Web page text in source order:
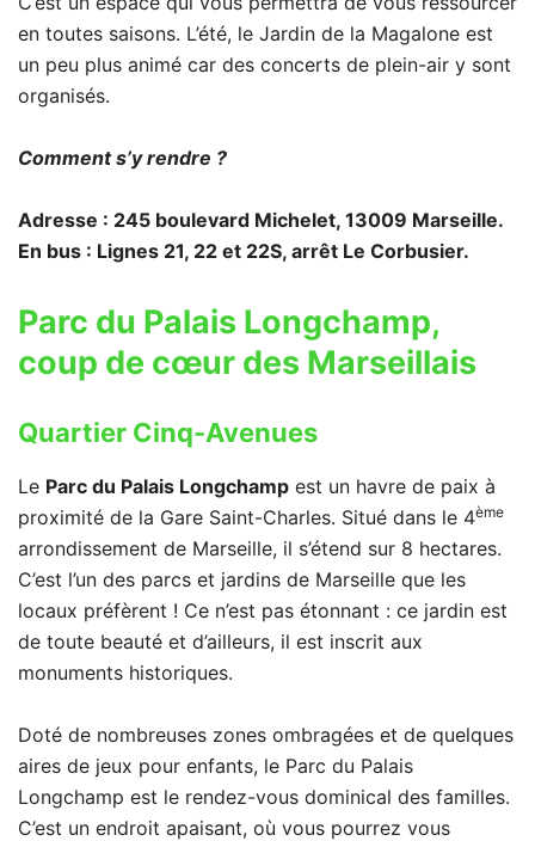
en toutes saisons. L’été, le Jardin de la Magalone est
un peu plus animé car des concerts de plein-air y sont
organisés.
Comment s’y rendre ?
Adresse : 245 boulevard Michelet, 13009 Marseille.
En bus : Lignes 21, 22 et 22S, arrêt Le Corbusier.
Parc du Palais Longchamp,
coup de cœur des Marseillais
Quartier Cinq-Avenues
Le Parc du Palais Longchamp est un havre de paix à
proximité de la Gare Saint-Charles. Situé dans le 4ème
arrondissement de Marseille, il s’étend sur 8 hectares.
C’est l’un des parcs et jardins de Marseille que les
locaux préfèrent ! Ce n’est pas étonnant : ce jardin est
de toute beauté et d’ailleurs, il est inscrit aux
monuments historiques.
Doté de nombreuses zones ombragées et de quelques
aires de jeux pour enfants, le Parc du Palais
Longchamp est le rendez-vous dominical des familles.
C’est un endroit apaisant, où vous pourrez vous